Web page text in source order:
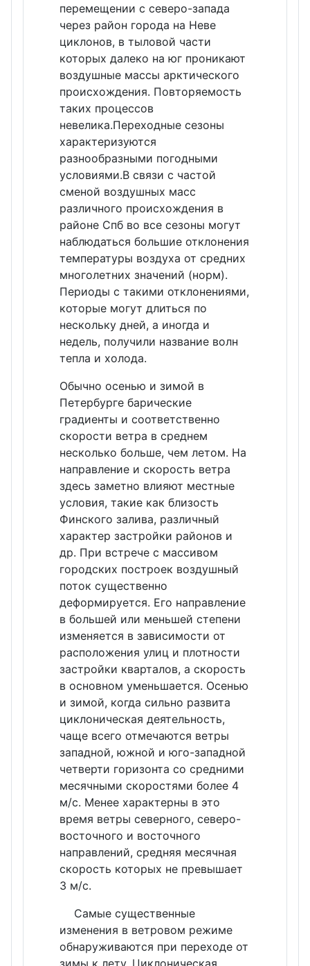
перемещении с северо-запада
через район города на Неве
циклонов, в тыловой части
которых далеко на юг проникают
воздушные массы арктического
происхождения. Повторяемость
таких процессов
невелика.Переходные сезоны
характеризуются
разнообразными погодными
условиями.В связи с частой
сменой воздушных масс
различного происхождения в
районе Спб во все сезоны могут
наблюдаться большие отклонения
температуры воздуха от средних
многолетних значений (норм).
Периоды с такими отклонениями,
которые могут длиться по
нескольку дней, а иногда и
недель, получили название волн
тепла и холода.
Обычно осенью и зимой в
Петербурге барические
градиенты и соответственно
скорости ветра в среднем
несколько больше, чем летом. На
направление и скорость ветра
здесь заметно влияют местные
условия, такие как близость
Финского залива, различный
характер застройки районов и
др. При встрече с массивом
городских построек воздушный
поток существенно
деформируется. Его направление
в большей или меньшей степени
изменяется в зависимости от
расположения улиц и плотности
застройки кварталов, а скорость
в основном уменьшается. Осенью
и зимой, когда сильно развита
циклоническая деятельность,
чаще всего отмечаются ветры
западной, южной и юго-западной
четверти горизонта со средними
месячными скоростями более 4
м/с. Менее характерны в это
время ветры северного, северо-
восточного и восточного
направлений, средняя месячная
скорость которых не превышает
3 м/с.
Самые существенные
изменения в ветровом режиме
обнаруживаются при переходе от
зимы к лету. Циклоническая